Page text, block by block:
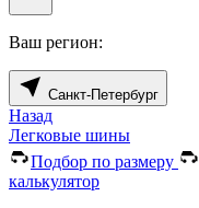
Ваш регион:
Санкт-Петербург
Назад
Легковые шины
Подбор по размеру
калькулятор